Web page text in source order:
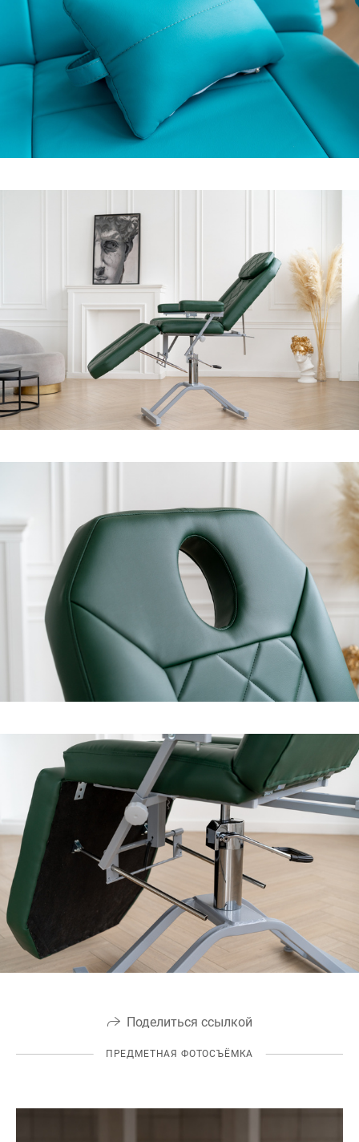
Поделиться ссылкой
ПРЕДМЕТНАЯ ФОТОСЪЁМКА